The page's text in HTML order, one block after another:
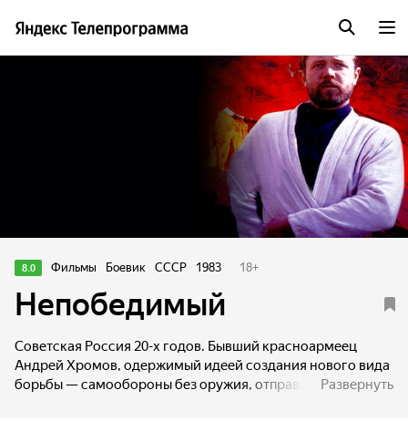
8.0 Фильмы Боевик СССР 1983 18+
Непобедимый
Советская Россия 20-х годов. Бывший красноармеец
Андрей Хромов, одержимый идеей создания нового вида
борьбы — самообороны без оружия, отправляется вРазвернуть